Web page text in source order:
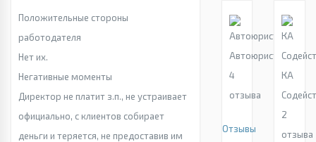
Положительные стороны
работодателя
Нет их.
Негативные моменты
Директор не платит з.п., не устраивает
официально, с клиентов собирает
деньги и теряется, не предоставив им
Автоюрист
4
отзыва
Отзывы
КА
2
отзыва